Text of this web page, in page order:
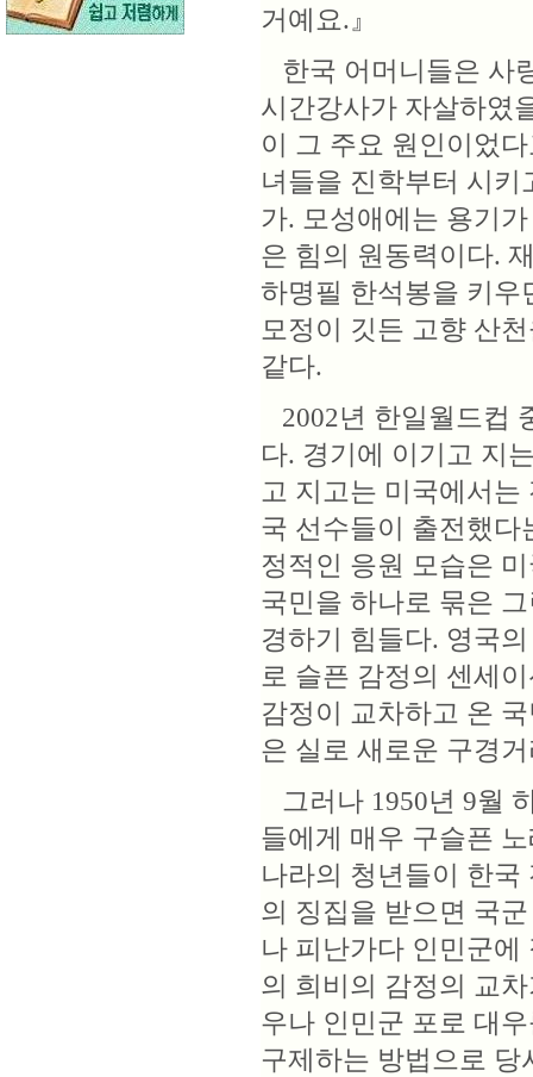
거예요.』
한국 어머니들은 사
시간강사가 자살하였
이 그 주요 원인이었
녀들을 진학부터 시
가. 모성애에는 용기
은 힘의 원동력이다.
하명필 한석봉을 키우
모정이 깃든 고향 산
같다.
2002년 한일월드컵
다. 경기에 이기고 지
고 지고는 미국에서는
국 선수들이 출전했다
정적인 응원 모습은
국민을 하나로 묶은
경하기 힘들다. 영국
로 슬픈 감정의 센세
감정이 교차하고 온
은 실로 새로운 구경
그러나 1950년 9월
들에게 매우 구슬픈
나라의 청년들이 한
의 징집을 받으면 국
나 피난가다 인민군
의 희비의 감정의 교
우나 인민군 포로 대
구제하는 방법으로